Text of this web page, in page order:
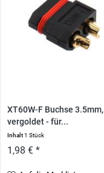
XT60W-F Buchse 3.5mm,
vergoldet - für...
Inhalt1 Stück
1,98 € *